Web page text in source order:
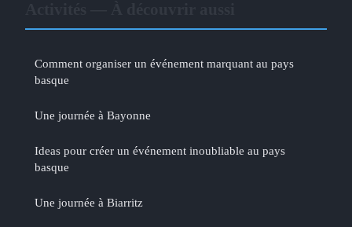
Comment organiser un événement marquant au pays
basque
Une journée à Bayonne
Ideas pour créer un événement inoubliable au pays
basque
Une journée à Biarritz